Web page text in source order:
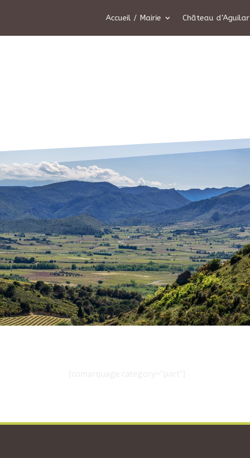
Accueil / Mairie Château d’Aguilar